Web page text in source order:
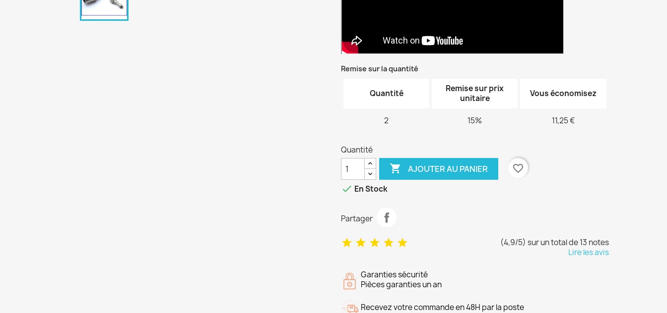
Remise sur la quantité
Quantité
Remise sur prix
unitaire
Vous économisez
2 15% 11,25 €
Quantité
 AJOUTER AU PANIER
favorite_border
 En Stock
Partager
(4,9/5) sur un total de 13 notes
Lire les avis
Garanties sécurité
Pièces garanties un an
Recevez votre commande en 48H par la poste